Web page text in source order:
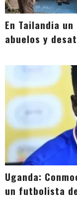
En Tailandia
abuelos y
Uganda:
un futbolista